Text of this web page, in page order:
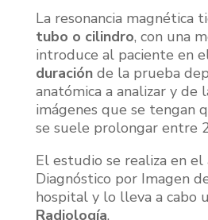
La resonancia magnética
tubo o cilindro, con una
introduce al paciente en
duraciónde la prueba
anatómica a analizar y de
imágenes que se tengan
se suele prolongar entre
El estudio se realiza en el
Diagnóstico por Imagen
hospital y lo lleva a cabo
Radiología.